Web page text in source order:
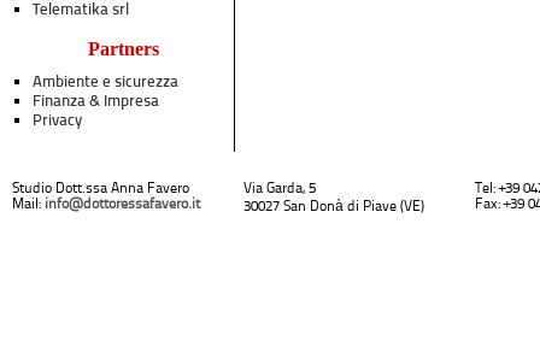
Telematika srl
Partners
Ambiente e sicurezza
Finanza & Impresa
Privacy
Studio Dott.ssa Anna Favero
Mail: info@dottoressafavero.it
Via Garda, 5
30027 San Donà di Piave (VE)
Tel: +39
Fax: +39